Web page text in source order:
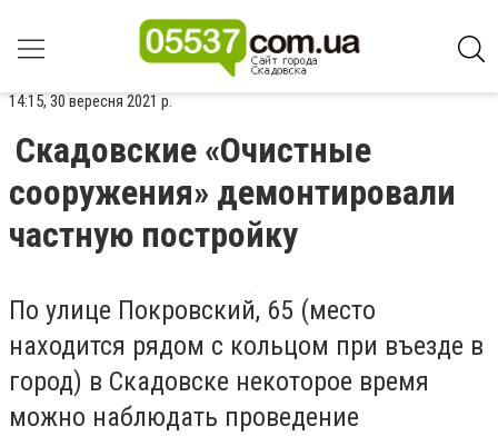
14:15, 30 вересня 2021 р.
Скадовские «Очистные
сооружения» демонтировали
частную постройку
По улице Покровский, 65 (место
находится рядом с кольцом при въезде в
город) в Скадовске некоторое время
можно наблюдать проведение